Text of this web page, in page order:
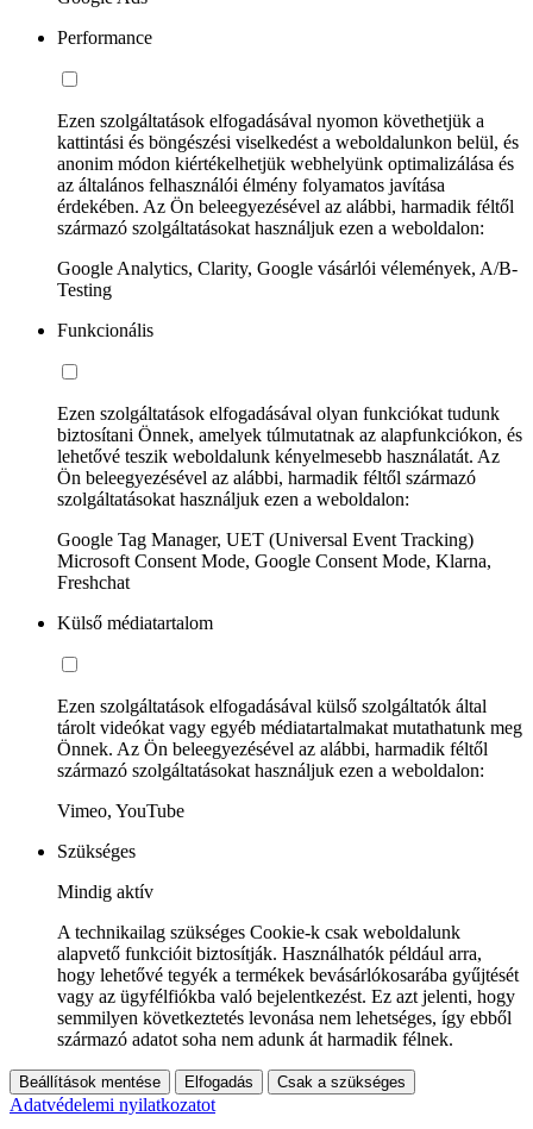
Performance
Ezen szolgáltatások elfogadásával nyomon követhetjük a
kattintási és böngészési viselkedést a weboldalunkon belül, és
anonim módon kiértékelhetjük webhelyünk optimalizálása és
az általános felhasználói élmény folyamatos javítása
érdekében. Az Ön beleegyezésével az alábbi, harmadik féltől
származó szolgáltatásokat használjuk ezen a weboldalon:
Google Analytics, Clarity, Google vásárlói vélemények, A/B-
Testing
Funkcionális
Ezen szolgáltatások elfogadásával olyan funkciókat tudunk
biztosítani Önnek, amelyek túlmutatnak az alapfunkciókon, és
lehetővé teszik weboldalunk kényelmesebb használatát. Az
Ön beleegyezésével az alábbi, harmadik féltől származó
szolgáltatásokat használjuk ezen a weboldalon:
Google Tag Manager, UET (Universal Event Tracking)
Microsoft Consent Mode, Google Consent Mode, Klarna,
Freshchat
Külső médiatartalom
Ezen szolgáltatások elfogadásával külső szolgáltatók által
tárolt videókat vagy egyéb médiatartalmakat mutathatunk meg
Önnek. Az Ön beleegyezésével az alábbi, harmadik féltől
származó szolgáltatásokat használjuk ezen a weboldalon:
Vimeo, YouTube
Szükséges
Mindig aktív
A technikailag szükséges Cookie-k csak weboldalunk
alapvető funkcióit biztosítják. Használhatók például arra,
hogy lehetővé tegyék a termékek bevásárlókosarába gyűjtését
vagy az ügyfélfiókba való bejelentkezést. Ez azt jelenti, hogy
semmilyen következtetés levonása nem lehetséges, így ebből
származó adatot soha nem adunk át harmadik félnek.
Beállítások mentése Elfogadás Csak a szükséges
Adatvédelemi nyilatkozatot